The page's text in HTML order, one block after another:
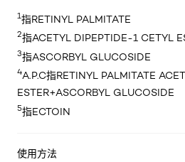
1指RETINYL PALMITATE
2指ACETYL DIPEPTIDE-1 CETYL
3指ASCORBYL GLUCOSIDE
4A.P.C指RETINYL PALMITATE
ESTER+ASCORBYL GLUCOSIDE
5指ECTOIN
使用方法